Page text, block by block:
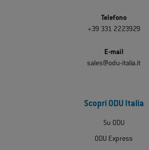
Telefono
+39 331 2223929
E-mail
sales@odu-italia.it
Scopri ODU Italia
Su ODU
ODU Express